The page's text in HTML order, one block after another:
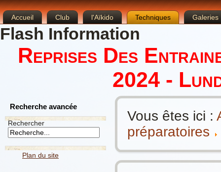
Accueil Club l'Aïkido Techniques Galeries
Flash Information
Reprises Des
2024 -
Recherche avancée
Rechercher
Plan du site
Vous êtes ici :
préparatoires